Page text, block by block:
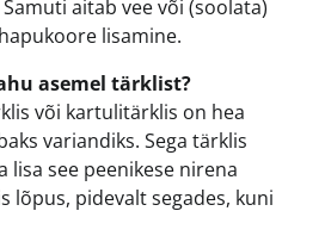
aitab vee või (soolata)
lisamine.
asemel tärklist?
või kartulitärklis on hea
variandiks. Sega tärklis
lisa see peenikese nirena
lõpus, pidevalt segades, kuni